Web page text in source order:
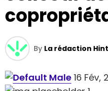
By La rédaction
16 Fév,